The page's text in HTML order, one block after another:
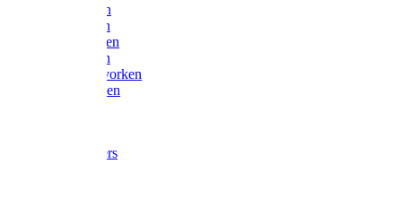
Hooivorken
Mestvorken
Bietenvorken
Maisvorken
Aardappelvorken
Vijgenvorken
Tuinkrabbers